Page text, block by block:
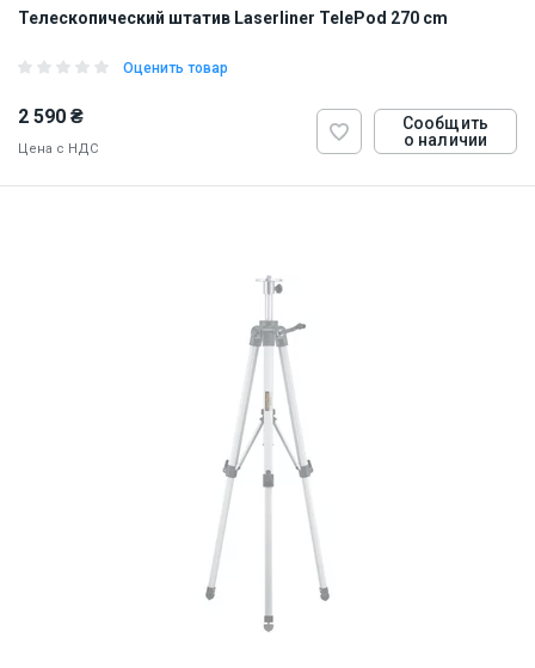
Телескопический штатив Laserliner TelePod 270 cm
Оценить товар
2 590 ₴
Цена с НДС
Сообщить
о наличии